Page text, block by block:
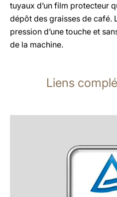
tuyaux d’un film protecteur
dépôt des graisses de café.
pression d’une touche et
de la machine.
Liens